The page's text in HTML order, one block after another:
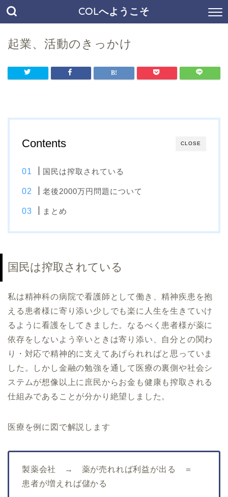
COLへようこそ
起業、活動のきっかけ
CLOSE
Contents
国民は搾取されている
老後2000万円問題について
まとめ
国民は搾取されている
私は精神科の病院で看護師として働き、精神疾患を抱
える患者様に寄り添い少しでも楽に人生を生きていけ
るように看護をしてきました。なるべく患者様が薬に
依存をしないよう辛いときは寄り添い、自分との関わ
り・対応で精神的に支えてあげられればと思っていま
した。しかし金融の勉強を通して医療の裏側や社会シ
ステムが想像以上に庶民からお金も健康も搾取される
仕組みであることが分かり絶望しました。
医療を例に図で解説します
製薬会社 → 薬が売れれば利益が出る ＝
患者が増えれば儲かる